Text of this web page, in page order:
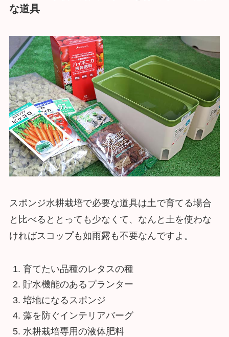
な道具
スポンジ水耕栽培で必要な道具は土で育てる場合
と比べるととっても少なくて、なんと土を使わな
ければスコップも如雨露も不要なんですよ。
育てたい品種のレタスの種
貯水機能のあるプランター
培地になるスポンジ
藻を防ぐインテリアバーグ
水耕栽培専用の液体肥料